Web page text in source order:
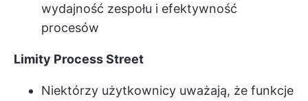
wydajność zespołu i efektywność
procesów
Limity Process Street
Niektórzy użytkownicy uważają, że funkcje